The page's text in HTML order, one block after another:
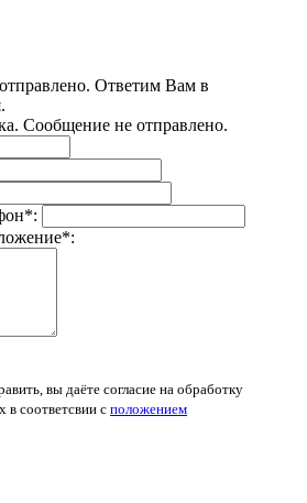
Ответим Вам в
Сообщение не отправлено.
*:
*:
вы даёте согласие на обработку
в соответсвии с положением